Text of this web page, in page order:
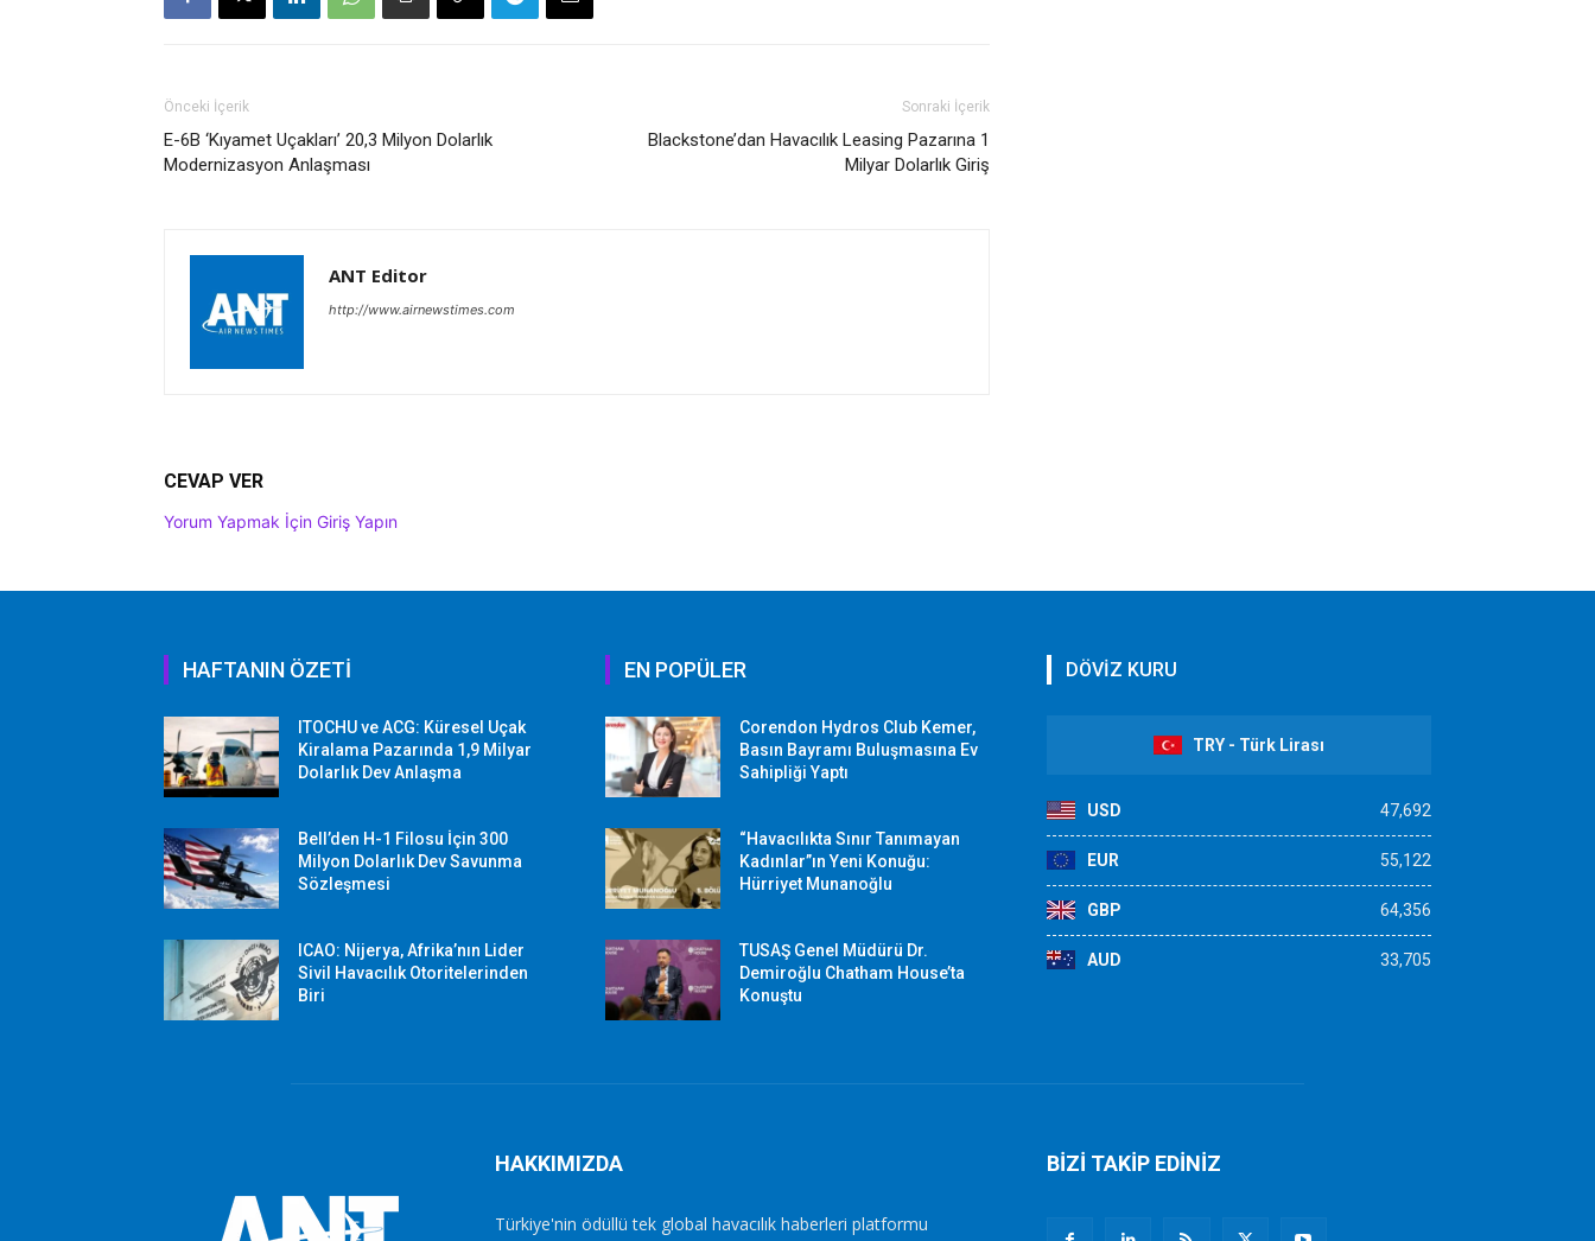
Önceki İçerik
E-6B ‘Kıyamet Uçakları’ 20,3 Milyon Dolarlık
Modernizasyon Anlaşması
Sonraki İçerik
Blackstone’dan Havacılık Leasing Pazarına 1
Milyar Dolarlık Giriş
ANT Editor
http://www.airnewstimes.com
CEVAP VER
Yorum Yapmak İçin Giriş Yapın
HAFTANIN ÖZETİ
ITOCHU ve ACG: Küresel Uçak
Kiralama Pazarında 1,9 Milyar
Dolarlık Dev Anlaşma
Bell’den H-1 Filosu İçin 300
Milyon Dolarlık Dev Savunma
Sözleşmesi
ICAO: Nijerya, Afrika’nın Lider
Sivil Havacılık Otoritelerinden
Biri
EN POPÜLER
Corendon Hydros Club Kemer,
Basın Bayramı Buluşmasına Ev
Sahipliği Yaptı
“Havacılıkta Sınır Tanımayan
Kadınlar”ın Yeni Konuğu:
Hürriyet Munanoğlu
TUSAŞ Genel Müdürü Dr.
Demiroğlu Chatham House’ta
Konuştu
DÖVİZ KURU
TRY - Türk Lirası
USD 47,692
EUR 55,122
GBP 64,356
AUD 33,705
HAKKIMIZDA
Türkiye'nin ödüllü tek global havacılık haberleri platformu
BİZİ TAKİP EDİNİZ